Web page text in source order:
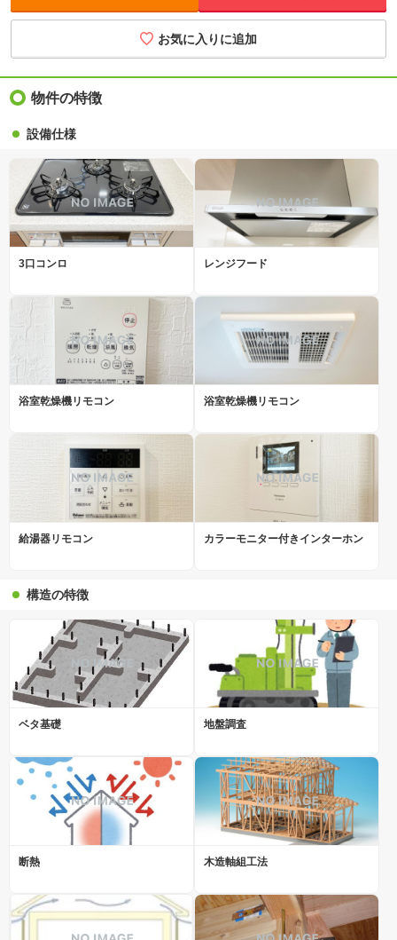
お気に入りに追加
物件の特徴
設備仕様
3口コンロ レンジフード
浴室乾燥機リモコン 浴室乾燥機リモコン
給湯器リモコン カラーモニター付きインターホン
構造の特徴
ベタ基礎 地盤調査
断熱 木造軸組工法